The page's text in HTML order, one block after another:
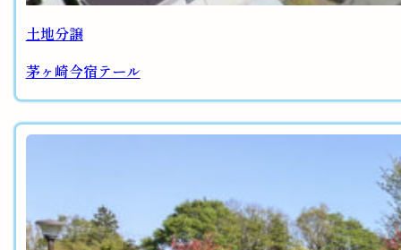
土地分譲
茅ヶ崎今宿テール